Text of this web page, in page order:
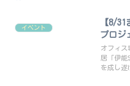
イベント
【8/
プロジ
オフィス
居「伊能
を成し遂